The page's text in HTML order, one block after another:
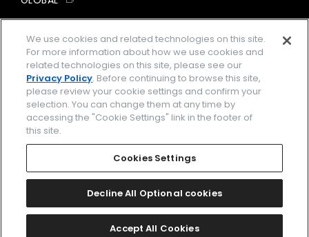
facebookinstagramtwitter
企業情報 ご利用規約
プライバシーポリシー Cookies Settings
Amazon PayはAmazon.com, Inc.またはその関連会社の商標です。
2026 CITIZEN WATCH CO., LTD.
We use cookies and related technologies on this site.
For more information about how we use cookies and
related technologies on this site, please see our
Privacy Policy. Before continuing to browse this site,
please review your cookie settings and confirm your
selection. You can change them at any time by
accessing the "Cookie Settings" link in the footer of
this site.
Cookies Settings
Decline All Optional cookies
Accept All Cookies